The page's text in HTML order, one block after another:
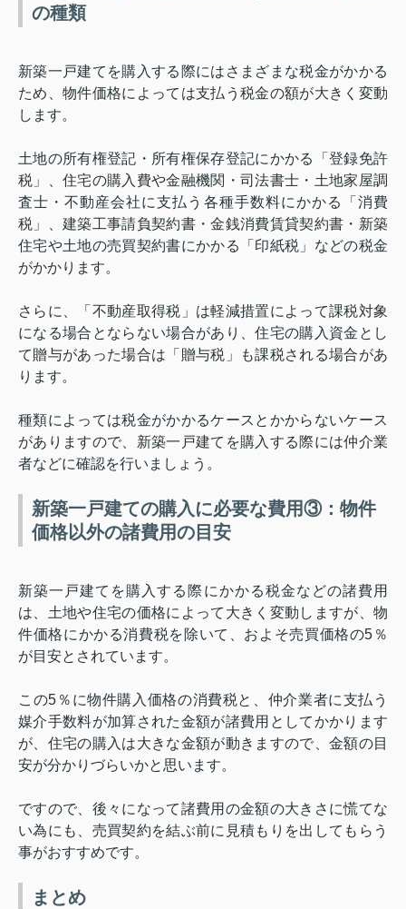
の種類
新築一戸建てを購入する際にはさまざまな税金がかかる
ため、物件価格によっては支払う税金の額が大きく変動
します。
土地の所有権登記・所有権保存登記にかかる「登録免許
税」、住宅の購入費や金融機関・司法書士・土地家屋調
査士・不動産会社に支払う各種手数料にかかる「消費
税」、建築工事請負契約書・金銭消費賃貸契約書・新築
住宅や土地の売買契約書にかかる「印紙税」などの税金
がかかります。
さらに、「不動産取得税」は軽減措置によって課税対象
になる場合とならない場合があり、住宅の購入資金とし
て贈与があった場合は「贈与税」も課税される場合があ
ります。
種類によっては税金がかかるケースとかからないケース
がありますので、新築一戸建てを購入する際には仲介業
者などに確認を行いましょう。
新築一戸建ての購入に必要な費用③：物件
価格以外の諸費用の目安
新築一戸建てを購入する際にかかる税金などの諸費用
は、土地や住宅の価格によって大きく変動しますが、物
件価格にかかる消費税を除いて、およそ売買価格の5 ％
が目安とされています。
この5 ％に物件購入価格の消費税と、仲介業者に支払う
媒介手数料が加算された金額が諸費用としてかかります
が、住宅の購入は大きな金額が動きますので、金額の目
安が分かりづらいかと思います。
ですので、後々になって諸費用の金額の大きさに慌てな
い為にも、売買契約を結ぶ前に見積もりを出してもらう
事がおすすめです。
まとめ